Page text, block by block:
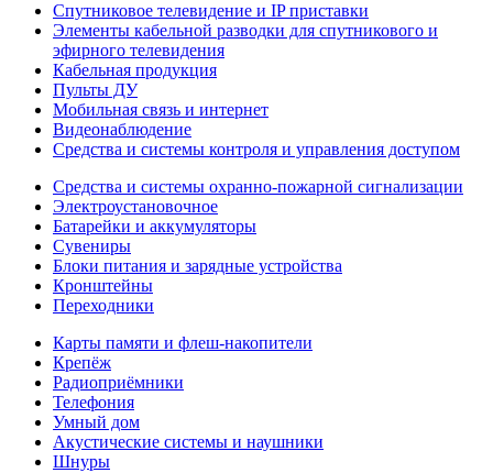
Спутниковое телевидение и IP приставки
Элементы кабельной разводки для спутникового и
эфирного телевидения
Кабельная продукция
Пульты ДУ
Мобильная связь и интернет
Видеонаблюдение
Средства и системы контроля и управления доступом
Средства и системы охранно-пожарной сигнализации
Электроустановочное
Батарейки и аккумуляторы
Сувениры
Блоки питания и зарядные устройства
Кронштейны
Переходники
Карты памяти и флеш-накопители
Крепёж
Радиоприёмники
Телефония
Умный дом
Акустические системы и наушники
Шнуры